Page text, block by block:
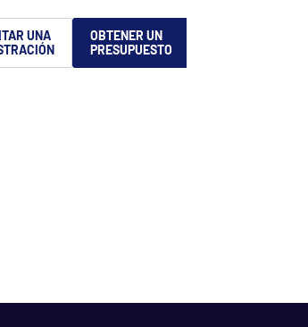
UNA
OBTENER UN
PRESUPUESTO